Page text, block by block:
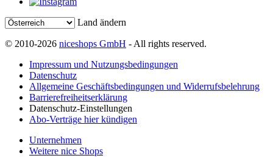
Land ändern
© 2010-2026 niceshops GmbH - All rights reserved.
Impressum und Nutzungsbedingungen
Datenschutz
Allgemeine Geschäftsbedingungen und Widerrufsbelehrung
Barrierefreiheitserklärung
Datenschutz-Einstellungen
Abo-Verträge hier kündigen
Unternehmen
Weitere nice Shops